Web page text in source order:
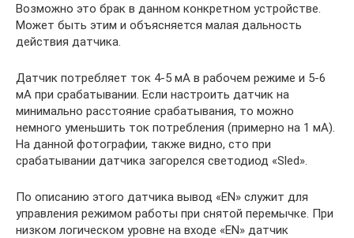
Возможно это брак в данном конкретном устройстве.
Может быть этим и объясняется малая дальность
действия датчика.
Датчик потребляет ток 4-5 мА в рабочем режиме и 5-6
мА при срабатывании. Если настроить датчик на
минимально расстояние срабатывания, то можно
немного уменьшить ток потребления (примерно на 1 мА).
На данной фотографии, также видно, сто при
срабатывании датчика загорелся светодиод «Sled».
По описанию этого датчика вывод «EN» служит для
управления режимом работы при снятой перемычке. При
низком логическом уровне на входе «EN» датчик